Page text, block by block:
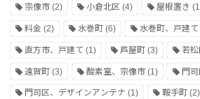
宗像市 (2) 小倉北区(4) 屋根置き
料金 (2) 水巻町(6) 水巻町、戸建て
直方市、戸建て (1) 芦屋町(3) 若松
遠賀町 (3) 酸素室、宗像市(1) 門
門司区、デザインアンテナ (1) 鞍手町(2)